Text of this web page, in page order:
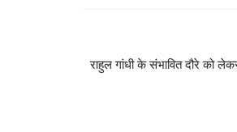
राहुल गांधी के संभावित दौरे को